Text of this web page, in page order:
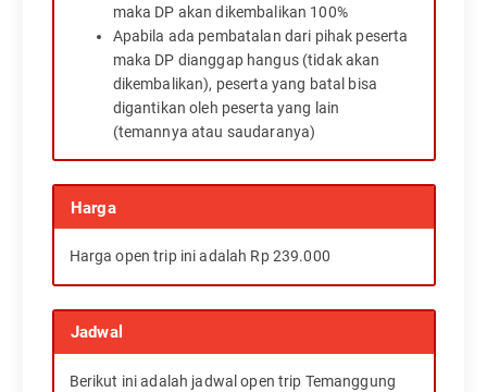
maka DP akan dikembalikan 100%
Apabila ada pembatalan dari pihak peserta
maka DP dianggap hangus (tidak akan
dikembalikan), peserta yang batal bisa
digantikan oleh peserta yang lain
(temannya atau saudaranya)
Harga
Harga open trip ini adalah Rp 239.000
Jadwal
Berikut ini adalah jadwal open trip Temanggung